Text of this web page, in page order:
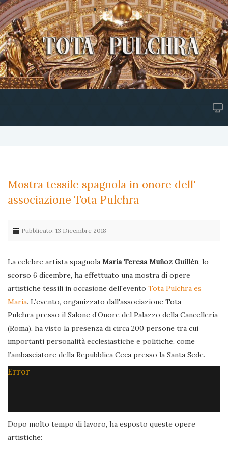
Mostra tessile spagnola in onore dell'
associazione Tota Pulchra
Pubblicato: 13 Dicembre 2018
La celebre artista spagnola María Teresa Muñoz Guillén, lo
scorso 6 dicembre, ha effettuato una mostra di opere
artistiche tessili in occasione dell'evento Tota Pulchra es
Maria. L’evento, organizzato dall'associazione Tota
Pulchra presso il Salone d’Onore del Palazzo della Cancelleria
(Roma), ha visto la presenza di circa 200 persone tra cui
importanti personalità ecclesiastiche e politiche, come
l’ambasciatore della Repubblica Ceca presso la Santa Sede.
Error
Dopo molto tempo di lavoro, ha esposto queste opere
artistiche: